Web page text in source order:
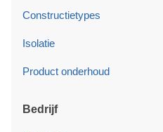
Constructietypes
Isolatie
Product onderhoud
Bedrijf